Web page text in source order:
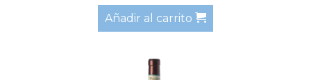
Añadir al carrito